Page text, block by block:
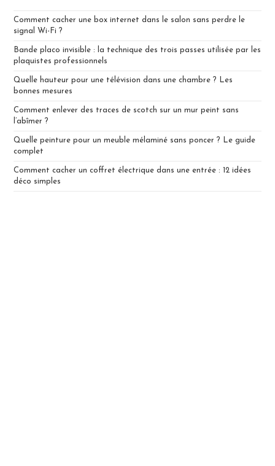
Comment cacher une box internet dans le salon sans perdre le
signal Wi-Fi ?
Bande placo invisible : la technique des trois passes utilisée par les
plaquistes professionnels
Quelle hauteur pour une télévision dans une chambre ? Les
bonnes mesures
Comment enlever des traces de scotch sur un mur peint sans
l’abîmer ?
Quelle peinture pour un meuble mélaminé sans poncer ? Le guide
complet
Comment cacher un coffret électrique dans une entrée : 12 idées
déco simples